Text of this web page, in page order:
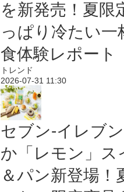
を新発売！夏限
っぱり冷たい一
食体験レポート
トレンド
2026-07-31 11:30
セブン‐イレブ
か「レモン」ス
＆パン新登場！